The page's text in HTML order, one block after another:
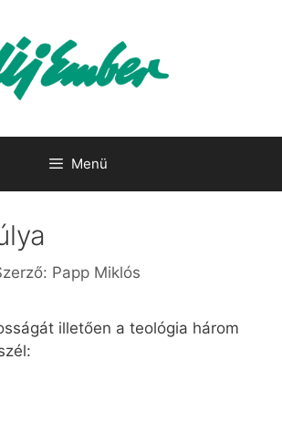
Menü
Papp Miklós
illetően a teológia három